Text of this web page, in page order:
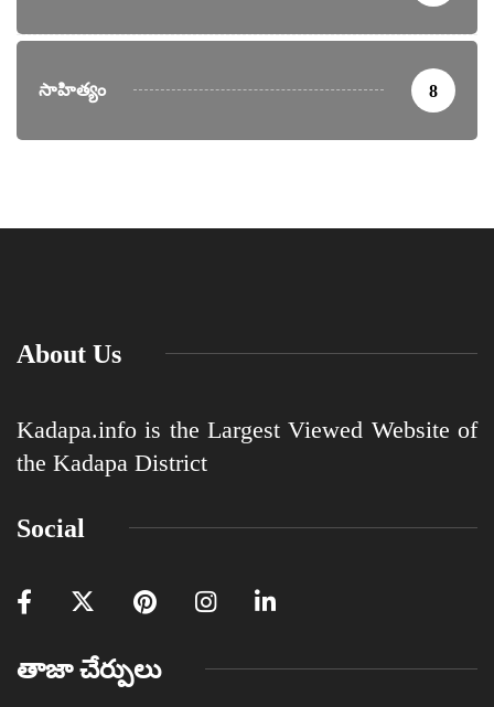
సాహిత్యం 8
About Us
Kadapa.info is the Largest Viewed Website of
the Kadapa District
Social
తాజా చేర్పులు